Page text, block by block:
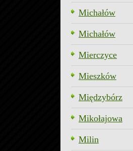
Michałów
Michałów
Mierczyce
Mieszków
Międzybórz
Mikołajowa
Milin